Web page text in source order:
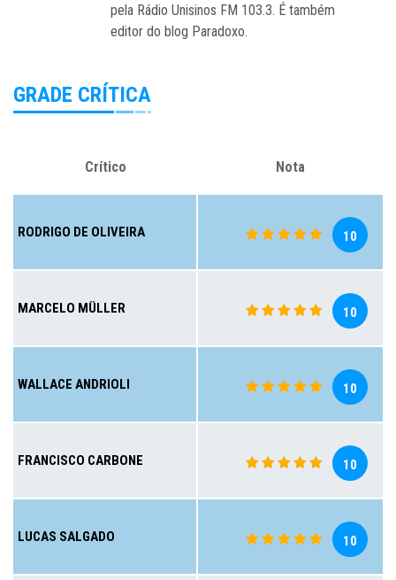
pela Rádio Unisinos FM 103.3. É também
editor do blog Paradoxo.
GRADE CRÍTICA
Crítico Nota
RODRIGO DE OLIVEIRA 10
MARCELO MÜLLER 10
WALLACE ANDRIOLI 10
FRANCISCO CARBONE 10
LUCAS SALGADO 10